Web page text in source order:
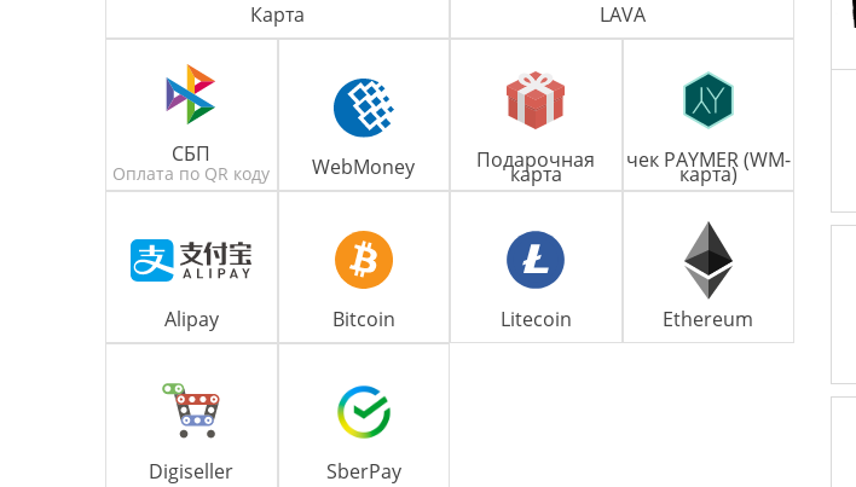
Карта LAVA
СБП
Оплата по QR коду WebMoney Подарочная
карта
чек PAYMER (WM-
карта)
Alipay Bitcoin Litecoin Ethereum
Digiseller SberPay